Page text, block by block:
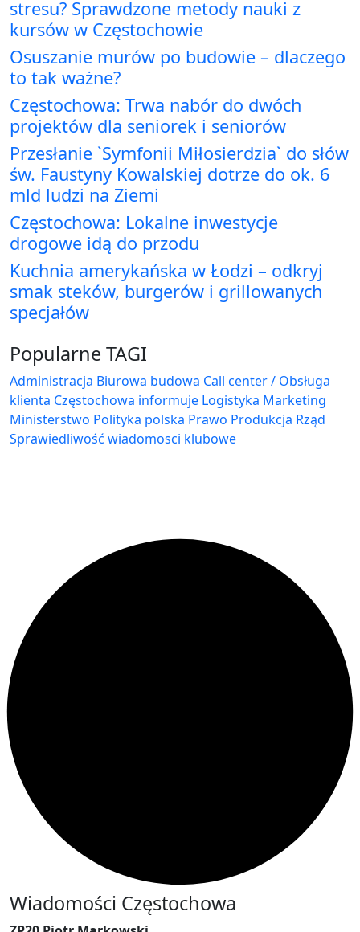
stresu? Sprawdzone metody nauki z
kursów w Częstochowie
Osuszanie murów po budowie – dlaczego
to tak ważne?
Częstochowa: Trwa nabór do dwóch
projektów dla seniorek i seniorów
Przesłanie `Symfonii Miłosierdzia` do słów
św. Faustyny Kowalskiej dotrze do ok. 6
mld ludzi na Ziemi
Częstochowa: Lokalne inwestycje
drogowe idą do przodu
Kuchnia amerykańska w Łodzi – odkryj
smak steków, burgerów i grillowanych
specjałów
Popularne TAGI
Administracja Biurowa budowa Call center / Obsługa
klienta Częstochowa informuje Logistyka Marketing
Ministerstwo Polityka polska Prawo Produkcja Rząd
Sprawiedliwość wiadomosci klubowe
Wiadomości Częstochowa